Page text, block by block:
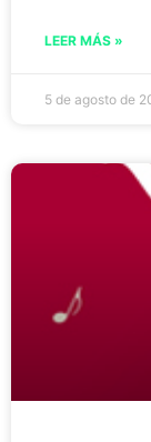
LEER MÁS »
5 de agosto de